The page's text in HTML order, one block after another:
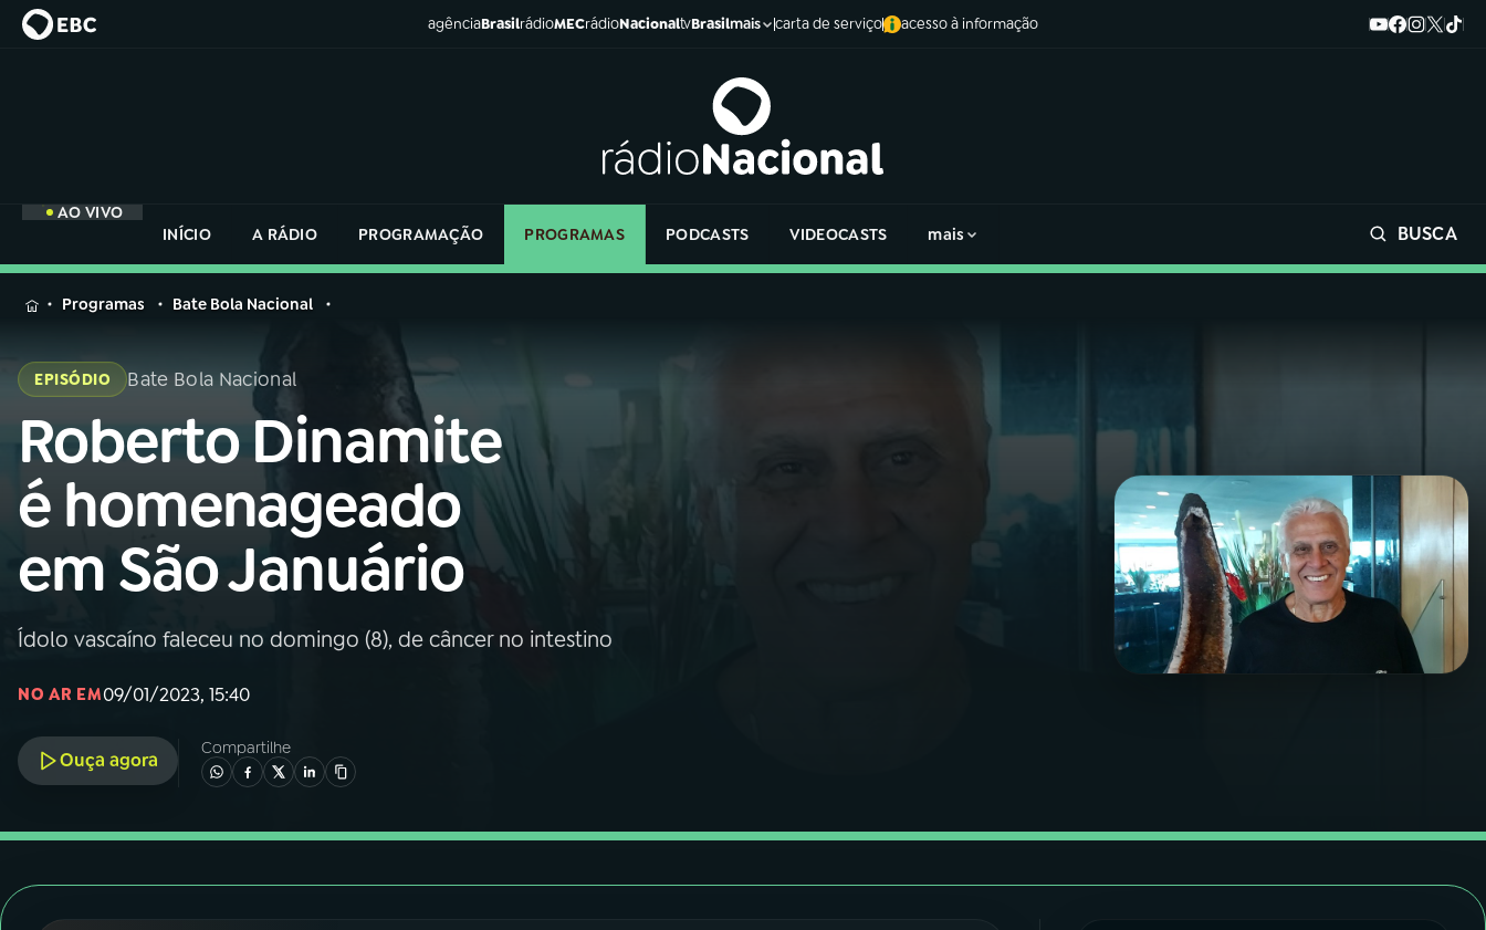
agênciaBrasilrádioMECrádioNacionaltvBrasilmais carta de serviço acesso à informação
AO VIVO
INÍCIO
A RÁDIO PROGRAMAÇÃO PROGRAMAS PODCASTS VIDEOCASTS mais BUSCA
MENU
Buscar
na
Rádio
Nacional
Buscar
01INÍCIO
A RÁDIO
03PROGRAMAÇÃO
PROGRAMAS
na
Rádio
Programas Bate Bola Nacional
EPISÓDIO Bate Bola Nacional
Roberto Dinamite
é homenageado
em São Januário
Ídolo vascaíno faleceu no domingo (8), de câncer no intestino
NO AR EM09/01/2023, 15:40
Ouça agora
Compartilhe